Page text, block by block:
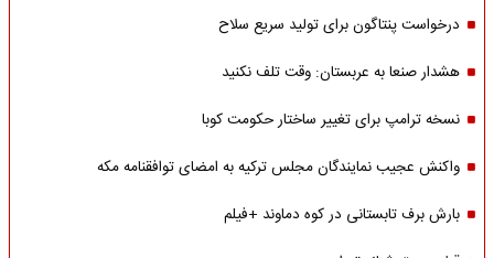
درخواست پنتاگون برای تولید سریع سلاح
هشدار صنعا به عربستان: وقت تلف نکنید
نسخه ترامپ برای تغییر ساختار حکومت کوبا
واکنش عجیب نمایندگان مجلس ترکیه به امضای توافقنامه مکه
بارش برف تابستانی در کوه دماوند +فیلم